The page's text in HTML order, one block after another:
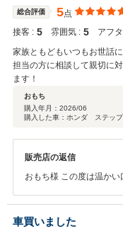
ターフォローなど、確り
お付き合いの程、宜しく
総合評価 5点
接客 : 5 雰囲気 : 5 アフ
家族ともどもいつもお世話
担当の方に相談して親切に
ます！
おもち
購入年月： 2026/06
購入した車：ホンダ ステッ
販売店の返信
おもち様 この度は温か
購入はもちろん、お困り
対応についてお褒めのお
れからもお客様とご家
車買いました